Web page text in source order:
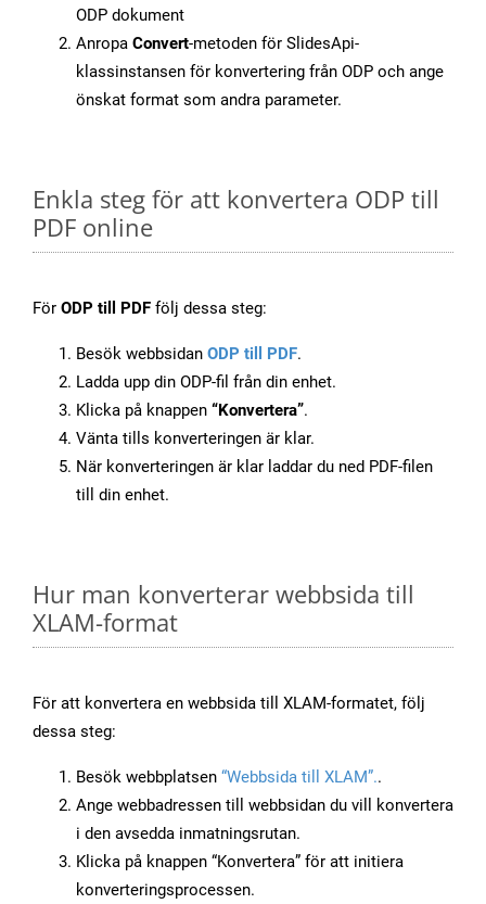
ODP dokument
Anropa Convert-metoden för SlidesApi-
klassinstansen för konvertering från ODP och ange
önskat format som andra parameter.
Enkla steg för att konvertera ODP till
PDF online
För ODP till PDF följ dessa steg:
Besök webbsidan ODP till PDF.
Ladda upp din ODP-fil från din enhet.
Klicka på knappen “Konvertera”.
Vänta tills konverteringen är klar.
När konverteringen är klar laddar du ned PDF-filen
till din enhet.
Hur man konverterar webbsida till
XLAM-format
För att konvertera en webbsida till XLAM-formatet, följ
dessa steg:
Besök webbplatsen “Webbsida till XLAM”..
Ange webbadressen till webbsidan du vill konvertera
i den avsedda inmatningsrutan.
Klicka på knappen “Konvertera” för att initiera
konverteringsprocessen.